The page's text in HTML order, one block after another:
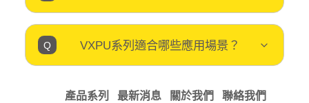
VXPU系列適合哪些應用場景？
產品系列 最新消息 關於我們 聯絡我們